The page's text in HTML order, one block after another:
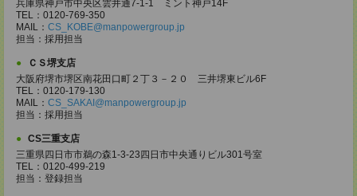
兵庫県神戸市中央区雲井通7-1-1 ミント神戸14F
TEL：0120-769-350
MAIL： CS_KOBE@manpowergroup.jp
担当：採用担当
ＣＳ堺支店
大阪府堺市堺区南花田口町２丁３－２０ 三井堺東ビル6F
TEL：0120-179-130
MAIL： CS_SAKAI@manpowergroup.jp
担当：採用担当
CS三重支店
三重県四日市市鵜の森1-3-23四日市中央通りビル301号室
TEL：0120-499-219
担当：登録担当